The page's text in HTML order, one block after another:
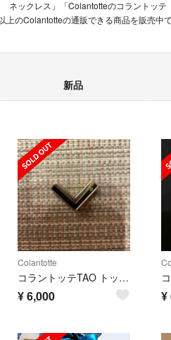
ネックレス」「Colantotteのコラントッ
上のColantotteの通販できる商品を販売
新品
Colantotte
コラントッテTAO トップのみ
¥6,000 ¥